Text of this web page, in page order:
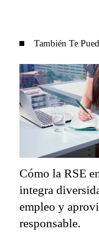
También Te
Cómo la RSE
integra
empleo y
responsable.